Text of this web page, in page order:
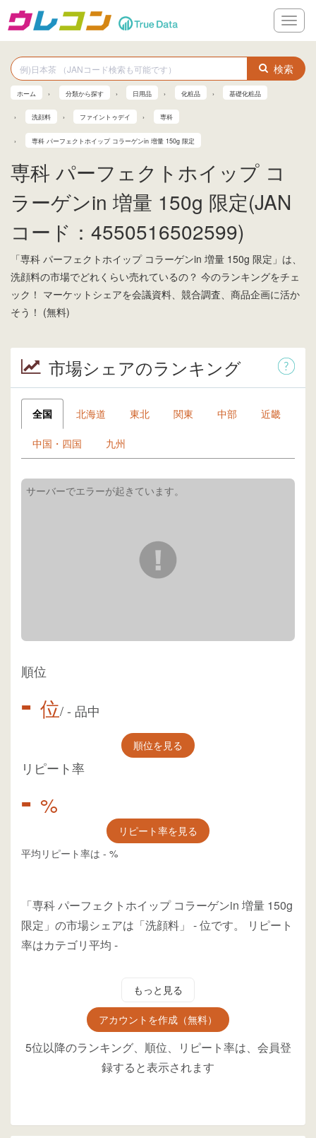
メ
ニ
ー
検索
ホーム 分類から探す 日用品 化粧品 基礎化粧品
洗顔料 ファイントゥデイ 専科
専科 パーフェクトホイップ コラーゲンin 増量 150g 限定
専科 パーフェクトホイップ コ
ラーゲンin 増量 150g 限定(JAN
コード：4550516502599)
「専科 パーフェクトホイップ コラーゲンin 増量 150g 限定」は、
洗顔料の市場でどれくらい売れているの？ 今のランキングをチェ
ック！ マーケットシェアを会議資料、競合調査、商品企画に活か
そう！ (無料)
市場シェアのランキング
全国 北海道 東北 関東 中部 近畿
中国・四国 九州
順位
- 位/- 品中
順位を見る
リピート率
- %
リピート率を見る
平均リピート率は - %
「専科 パーフェクトホイップ コラーゲンin 増量 150g
限定」の市場シェアは「洗顔料」 -位です。
リピート
率はカテゴリ平均 -
もっと見る
アカウントを作成（無料）
5位以降のランキング、順位、リピート率は、会員登
録すると表示されます